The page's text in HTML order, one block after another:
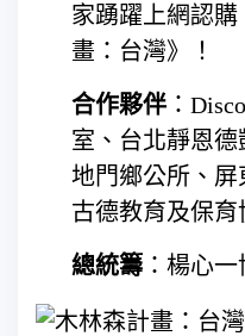
家踴躍上網認
畫：台灣》！
合作夥伴 ：
室、台北靜恩
地門鄉公所、
古德教育及保育
總統籌 ：楊心